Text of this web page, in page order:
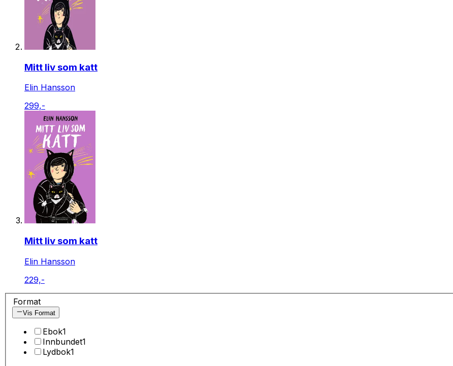
Mitt liv som katt
Elin Hansson
299,-
Mitt liv som katt
Elin Hansson
229,-
Format
Vis Format
Ebok1
Innbundet1
Lydbok1